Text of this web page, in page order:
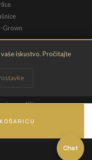
Chat
iskustvo. Pročitajte
Grown
ODREDBE
privatnosti
uvjeti
veličine